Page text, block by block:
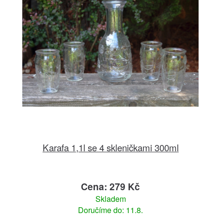
Karafa 1,1l se 4 skleničkami 300ml
Cena: 279 Kč
Skladem
Doručíme do: 11.8.